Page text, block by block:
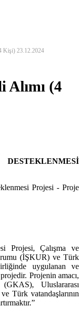
Kişi) 23.12.2024
Alımı (4
Projesi - Proje
Projesi, Çalışma ve
(İŞKUR) ve Türk
uygulanan ve
Projenin amacı,
Uluslararası
Türk vatandaşlarının